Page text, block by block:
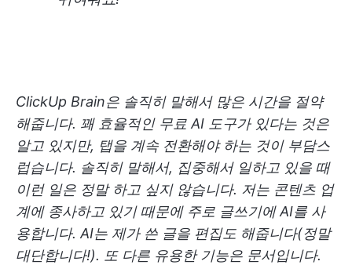
ClickUp Brain은 솔직히 말해서 많은 시간을 절약
해줍니다. 꽤 효율적인 무료 AI 도구가 있다는 것은
알고 있지만, 탭을 계속 전환해야 하는 것이 부담스
럽습니다. 솔직히 말해서, 집중해서 일하고 있을 때
이런 일은 정말 하고 싶지 않습니다. 저는 콘텐츠 업
계에 종사하고 있기 때문에 주로 글쓰기에 AI를 사
용합니다. AI는 제가 쓴 글을 편집도 해줍니다(정말
대단합니다!). 또 다른 유용한 기능은 문서입니다.